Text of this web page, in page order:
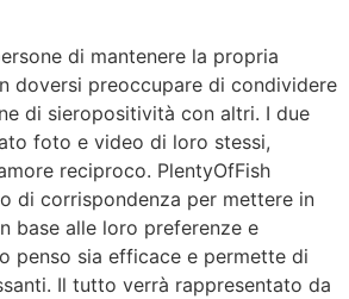
di mantenere la propria
doversi preoccupare di condividere
di sieropositività con altri. I due
foto e video di loro stessi,
reciproco. PlentyOfFish
di corrispondenza per mettere in
base alle loro preferenze e
penso sia efficace e permette di
Il tutto verrà rappresentato da